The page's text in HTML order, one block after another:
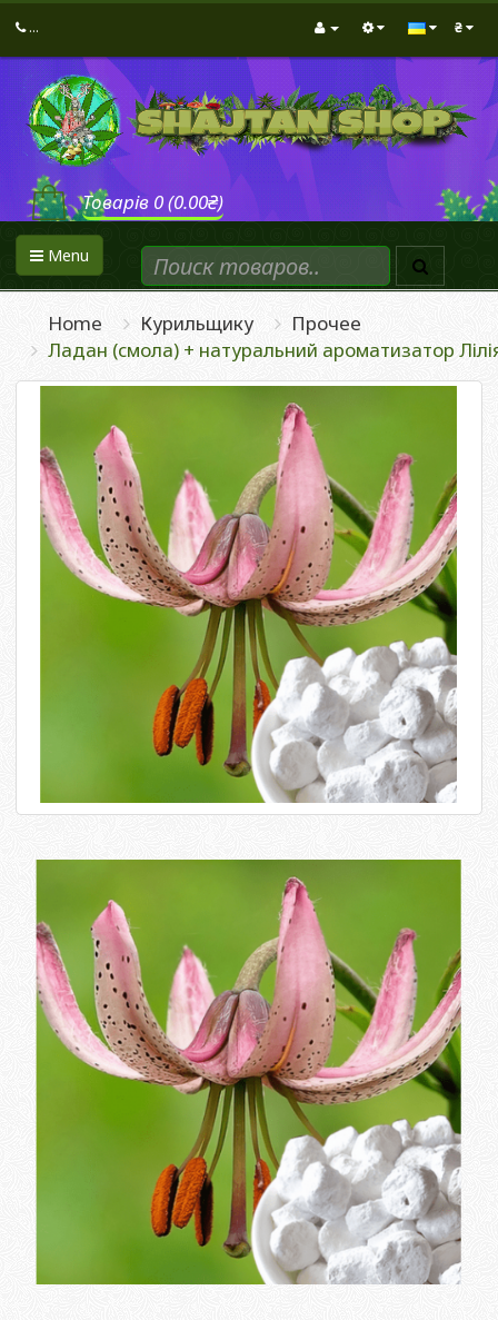
₴
...
Товарів 0 (0.00₴)
Menu
Home Курильщику
Прочее
Ладан (смола) + натуральний ароматизатор